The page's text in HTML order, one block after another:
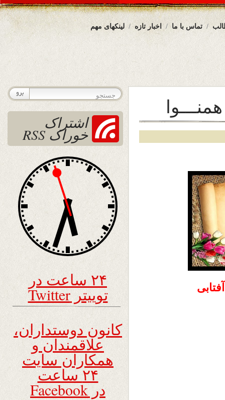
لینکهای مهم اخبار تازه تماس با ما
اشتراک
خوراک RSS
۲۴ ساعت در
توییتر Twitter
کانون دوستداران،
علاقمندان و
همکاران سایت
۲۴ ساعت
در Facebook